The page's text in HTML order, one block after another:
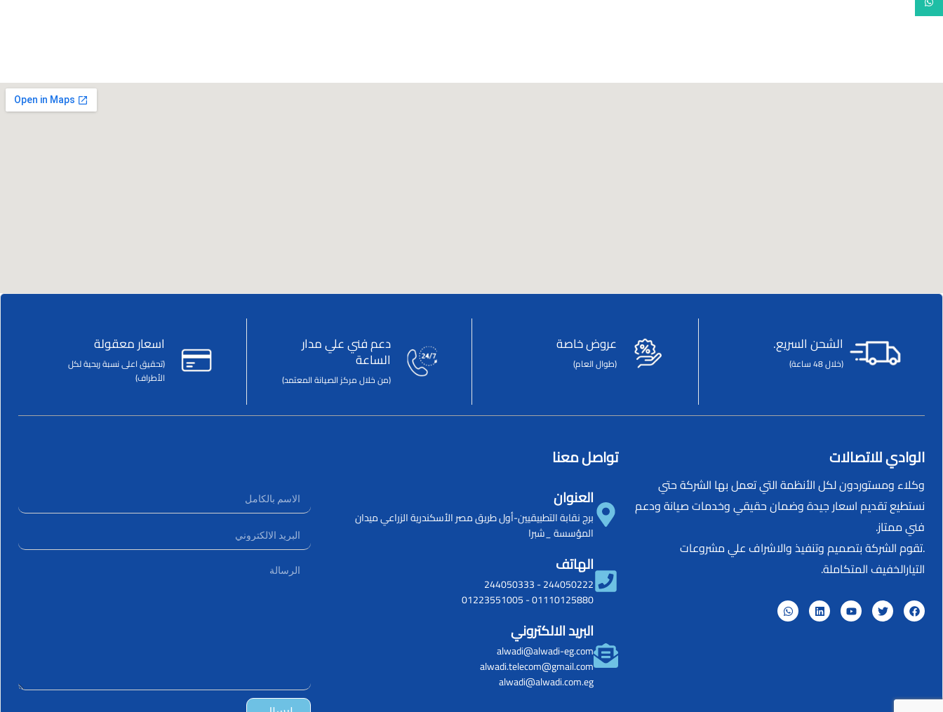
الشحن السريع.
(خلال 48 ساعة)
عروض خاصة
(طوال العام)
دعم فني علي مدار
الساعة
(من خلال مركز الصيانة المعتمد)
اسعار معقولة
(تحقيق اعلى نسبة ربحية لكل
الأطراف)
الوادي للاتصالات
وكلاء ومستوردون لكل الأنظمة التي تعمل بها الشركة حتي
نستطيع تقديم اسعار جيدة وضمان حقيقي وخدمات صيانة ودعم
فني ممتاز.
.تقوم الشركة بتصميم وتنفيذ والاشراف علي مشروعات
التيارالخفيف المتكاملة.
تواصل معنا
العنوان
برج نقابة التطبيقيين-أول طريق مصر الأسكندرية الزراعي ميدان
المؤسسة _شبرا
الهاتف
244050222
-
244050333
01110125880
-
01223551005
البريد الالكتروني
alwadi@alwadi-eg.com
alwadi.telecom@gmail.com
alwadi@alwadi.com.eg